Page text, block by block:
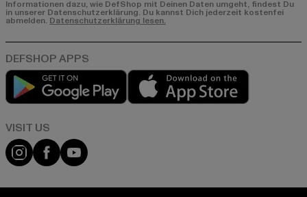
Informationen dazu, wie DefShop mit Deinen Daten umgeht, findest Du
in unserer Datenschutzerklärung. Du kannst Dich jederzeit kostenfei
abmelden.Datenschutzerklärung lesen.
Play market
Visit our Instagram page:
Visit our Facebook page:
Visit our YouTube channel: